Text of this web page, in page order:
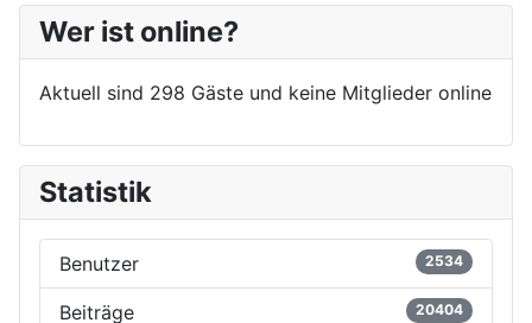
Wer ist online?
Aktuell sind 298 Gäste und keine Mitglieder online
Statistik
Benutzer 2534
Beiträge 20404